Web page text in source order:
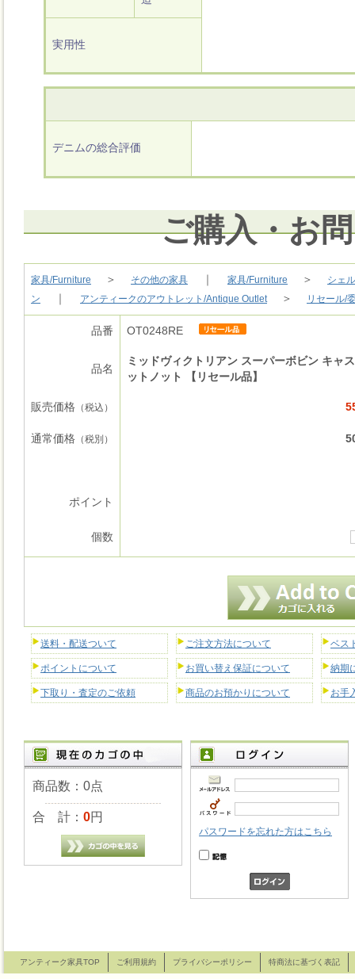
実用性
デニムの総合評価
ご購入・お
家具/Furniture ＞ その他の家具 家具/Furniture ＞
シェ
ン
アンティークのアウトレット/Antique Outlet＞ リセール/
品番 OT0248RE
品名
ミッドヴィクトリアン スーパーボビン キャ
ットノット 【リセール品】
販売価格 （税込）
通常価格 （税別）
ポイント
個数
送料・配送ついて ご注文方法について ベス
ポイントについて お買い替え保証について 納期
下取り・査定のご依頼 商品のお預かりについて お手
商品数：0点
合 計： 0円
パスワードを忘れた方はこちら
アンティーク家具TOP ご利用規約 プライバシーポリシー 特商法に基づく表記